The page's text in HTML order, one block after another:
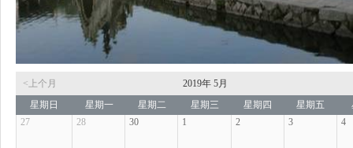
<上个月
星期日
星期一 星期二 星期三 星期四 星期五
2019年 5月
27 28 30 1 2 3 4